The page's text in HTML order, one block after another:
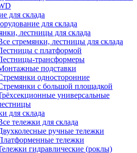
для склада
для склада
лестницы для склада
стремянки, лестницы для склада
с платформой
трансформеры
подставки
односторонние
с большой площадкой
универсальные
для склада
тележки для склада
ручные тележки
тележки
гидравлические (роклы)